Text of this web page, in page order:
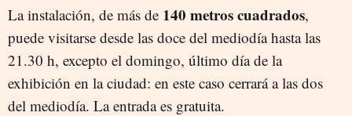
La instalación, de más de 140 metros cuadrados,
puede visitarse desde las doce del mediodía hasta las
21.30 h, excepto el domingo, último día de la
exhibición en la ciudad: en este caso cerrará a las dos
del mediodía. La entrada es gratuita.